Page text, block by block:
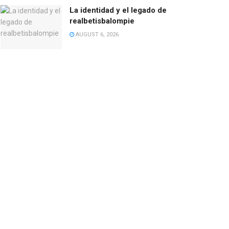
La identidad y el legado de
realbetisbalompie
AUGUST 6, 2026